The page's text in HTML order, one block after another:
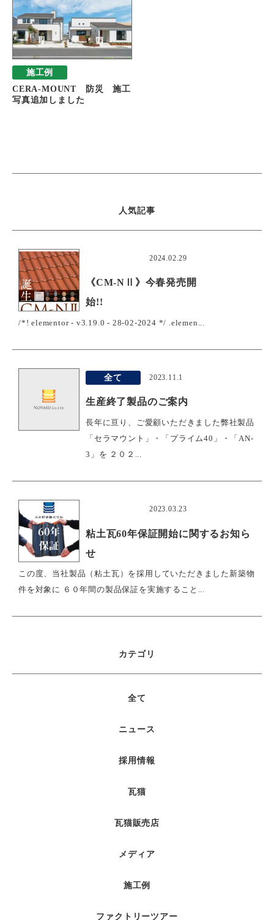
施工例
CERA-MOUNT 防災 施工
写真追加しました
人気記事
2024.02.29
《CM-NⅡ》今春発売開
始!!
/*! elementor - v3.19.0 - 28-02-2024 */ .elemen...
全て 2023.11.1
生産終了製品のご案内
長年に亘り、ご愛顧いただきました弊社製品
「セラマウント」・「プライム40」・「AN-
3」を ２０２...
2023.03.23
粘土瓦60年保証開始に関するお知ら
せ
この度、当社製品（粘土瓦）を採用していただきました新築物
件を対象に ６０年間の製品保証を実施すること...
カテゴリ
全て
ニュース
採用情報
瓦猫
瓦猫販売店
メディア
施工例
ファクトリーツアー